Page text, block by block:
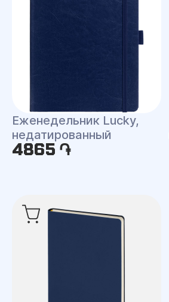
Еженедельник Lucky,
недатированный
4865 ֏